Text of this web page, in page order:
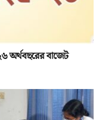
অর্থবছরের বাজেট